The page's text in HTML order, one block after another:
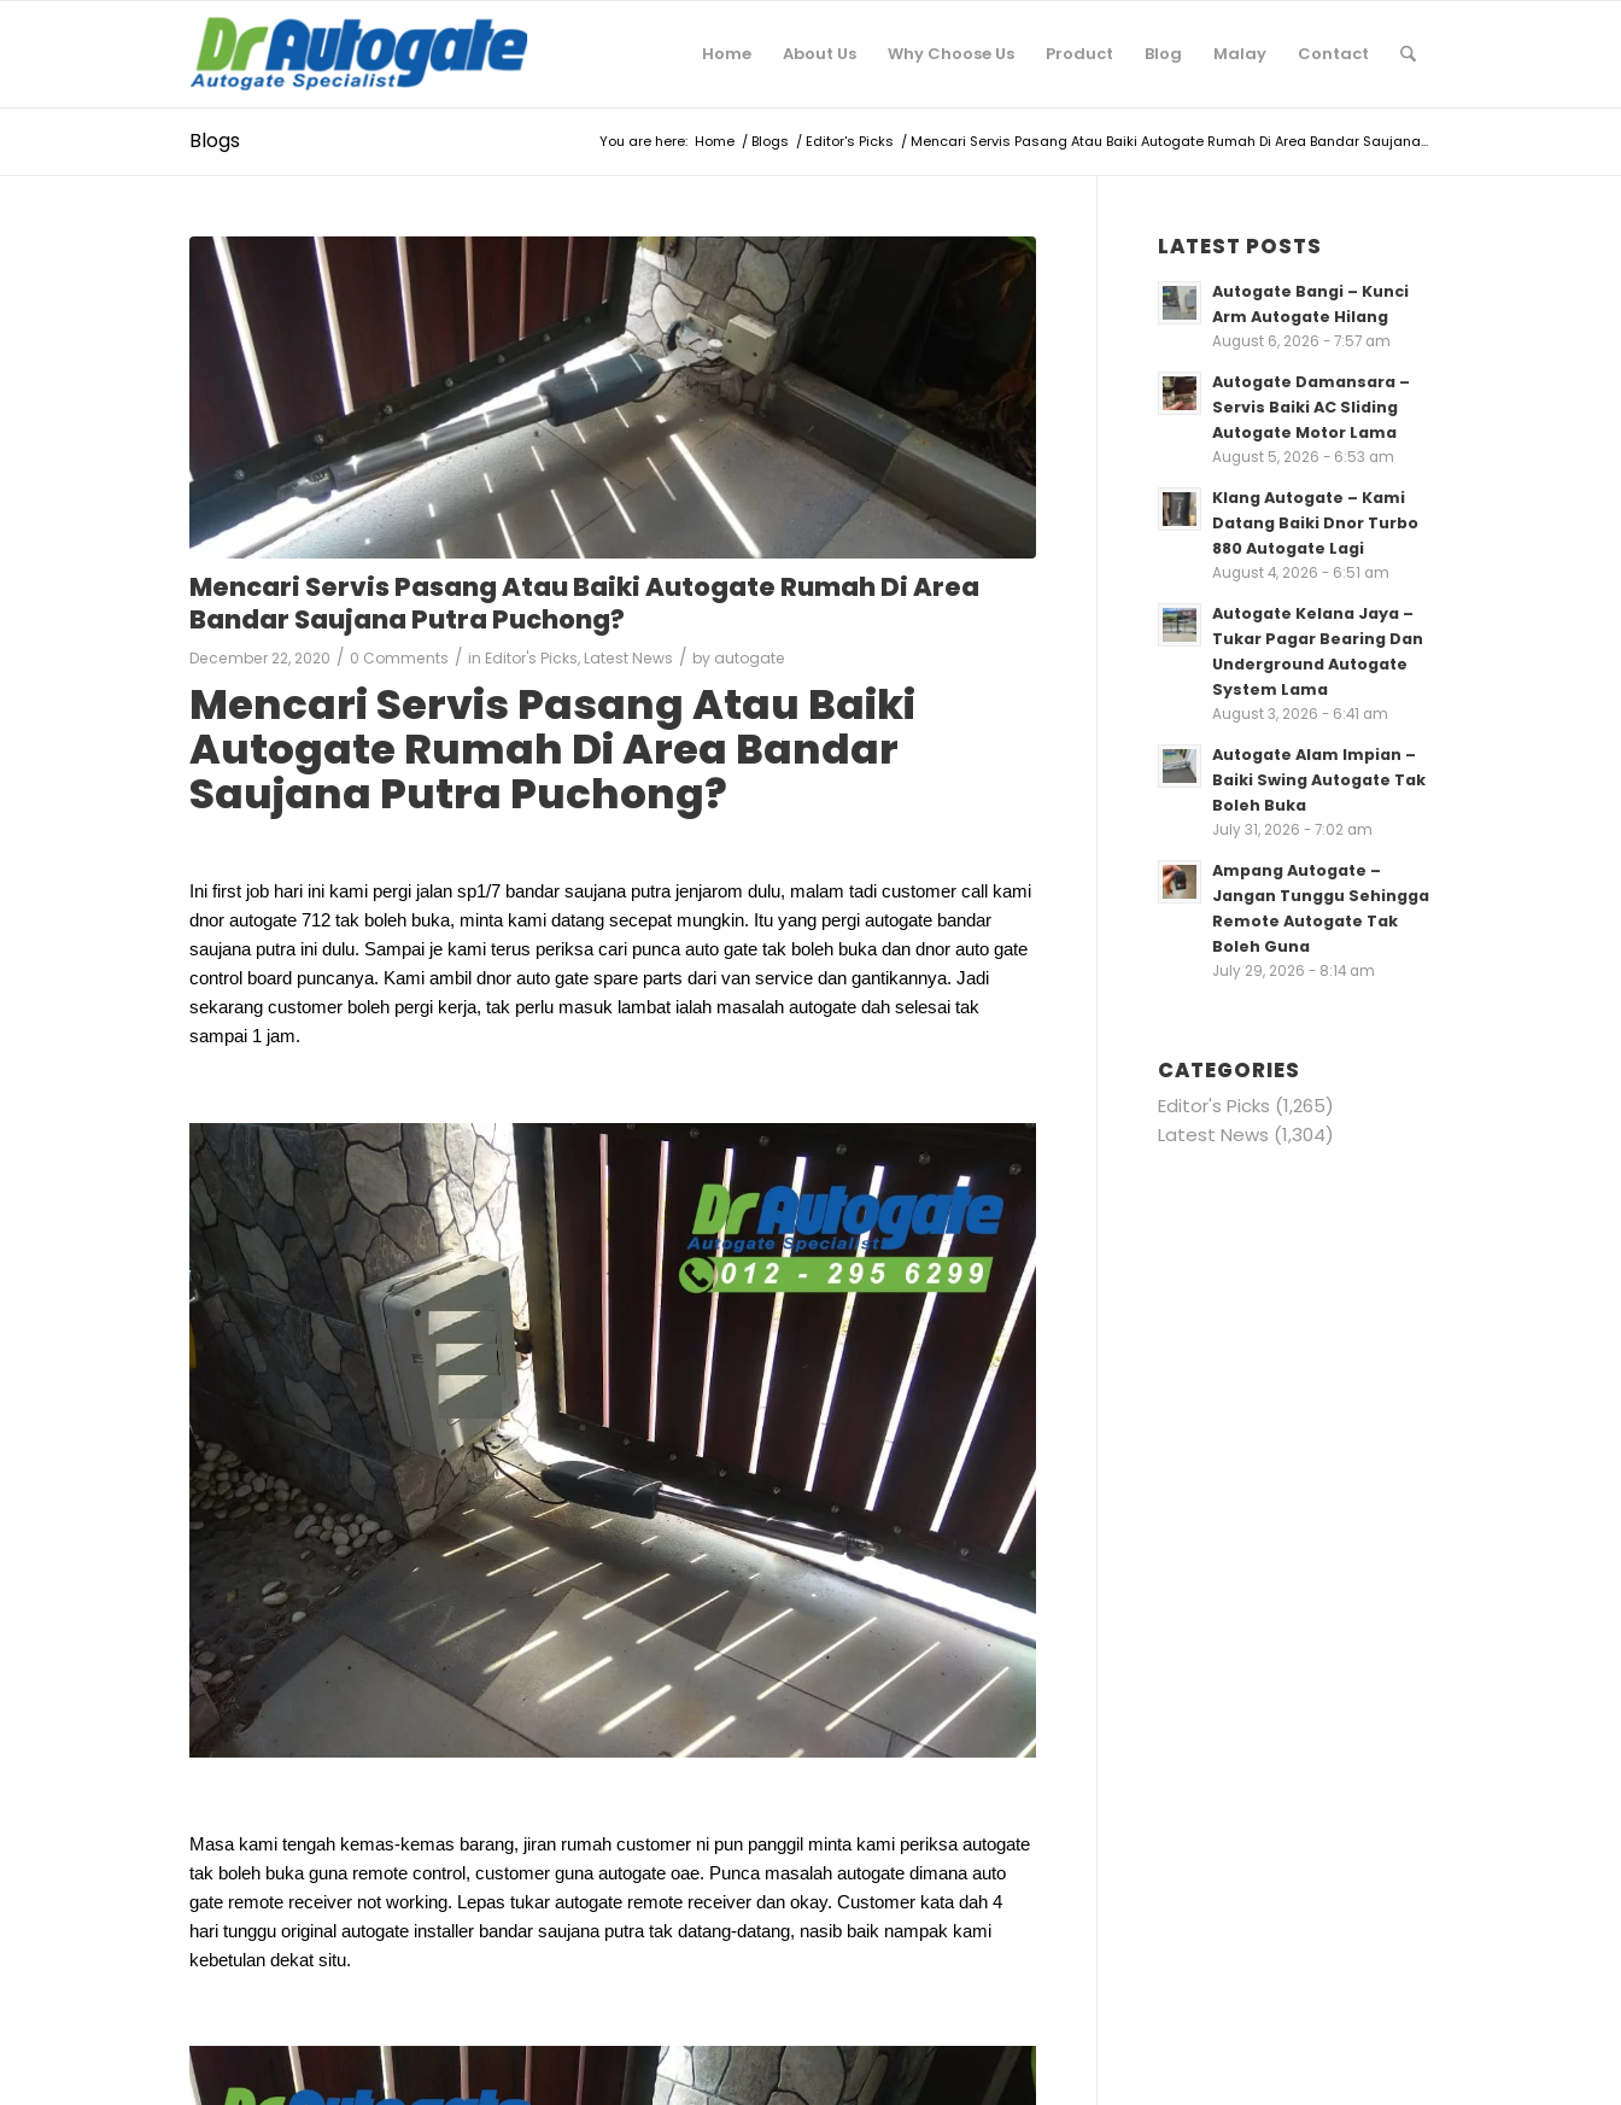
Home About Us Why Choose Us Product Blog Malay Contact
Blogs You are here: Home /Blogs /Editor's Picks /Mencari Servis Pasang Atau Baiki Autogate Rumah Di Area Bandar Saujana...
Mencari Servis Pasang Atau Baiki Autogate Rumah Di Area
Bandar Saujana Putra Puchong?
December 22, 2020 / 0 Comments / in Editor's Picks, Latest News / by autogate
Mencari Servis Pasang Atau Baiki
Autogate Rumah Di Area Bandar
Saujana Putra Puchong?
Ini first job hari ini kami pergi jalan sp1/7 bandar saujana putra jenjarom dulu, malam tadi customer call kami
dnor autogate 712 tak boleh buka, minta kami datang secepat mungkin. Itu yang pergi autogate bandar
saujana putra ini dulu. Sampai je kami terus periksa cari punca auto gate tak boleh buka dan dnor auto gate
control board puncanya. Kami ambil dnor auto gate spare parts dari van service dan gantikannya. Jadi
sekarang customer boleh pergi kerja, tak perlu masuk lambat ialah masalah autogate dah selesai tak
sampai 1 jam.
Masa kami tengah kemas-kemas barang, jiran rumah customer ni pun panggil minta kami periksa autogate
tak boleh buka guna remote control, customer guna autogate oae. Punca masalah autogate dimana auto
gate remote receiver not working. Lepas tukar autogate remote receiver dan okay. Customer kata dah 4
hari tunggu original autogate installer bandar saujana putra tak datang-datang, nasib baik nampak kami
kebetulan dekat situ.
LATEST POSTS
Autogate Bangi – Kunci
Arm Autogate Hilang
August 6, 2026 - 7:57 am
Autogate Damansara –
Servis Baiki AC Sliding
Autogate Motor Lama
August 5, 2026 - 6:53 am
Klang Autogate – Kami
Datang Baiki Dnor Turbo
880 Autogate Lagi
August 4, 2026 - 6:51 am
Autogate Kelana Jaya –
Tukar Pagar Bearing Dan
Underground Autogate
System Lama
August 3, 2026 - 6:41 am
Autogate Alam Impian –
Baiki Swing Autogate Tak
Boleh Buka
July 31, 2026 - 7:02 am
Ampang Autogate –
Jangan Tunggu Sehingga
Remote Autogate Tak
Boleh Guna
July 29, 2026 - 8:14 am
CATEGORIES
Editor's Picks (1,265)
Latest News (1,304)